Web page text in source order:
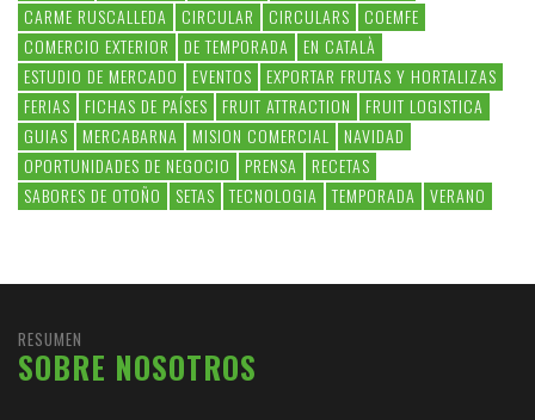
CARME RUSCALLEDA
CIRCULAR CIRCULARS
COEMFE
COMERCIO EXTERIOR
DE TEMPORADA
EN CATALÀ
ESTUDIO DE MERCADO
EVENTOS
EXPORTAR FRUTAS Y HORTALIZAS
FERIAS
FICHAS DE PAÍSES FRUIT ATTRACTION
FRUIT LOGISTICA
GUIAS
MERCABARNA MISION COMERCIAL
NAVIDAD
OPORTUNIDADES DE NEGOCIO
PRENSA
RECETAS
SABORES DE OTOÑO
SETAS TECNOLOGIA TEMPORADA VERANO
RESUMEN
SOBRE NOSOTROS